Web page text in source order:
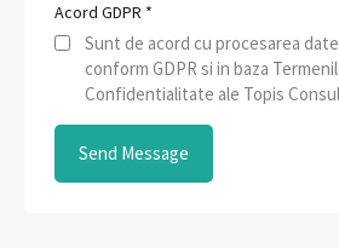
Acord GDPR *
Sunt de acord cu procesarea
conform GDPR si in baza
Confidentialitate ale Topis